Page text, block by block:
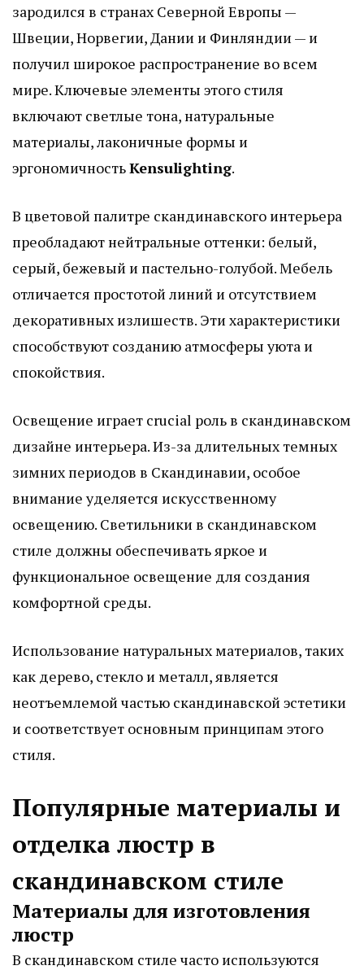
зародился в странах Северной Европы —
Швеции, Норвегии, Дании и Финляндии — и
получил широкое распространение во всем
мире. Ключевые элементы этого стиля
включают светлые тона, натуральные
материалы, лаконичные формы и
эргономичностьKensulighting.
В цветовой палитре скандинавского интерьера
преобладают нейтральные оттенки: белый,
серый, бежевый и пастельно-голубой. Мебель
отличается простотой линий и отсутствием
декоративных излишеств. Эти характеристики
способствуют созданию атмосферы уюта и
спокойствия.
Освещение играет crucial роль в скандинавском
дизайне интерьера. Из-за длительных темных
зимних периодов в Скандинавии, особое
внимание уделяется искусственному
освещению. Светильники в скандинавском
стиле должны обеспечивать яркое и
функциональное освещение для создания
комфортной среды.
Использование натуральных материалов, таких
как дерево, стекло и металл, является
неотъемлемой частью скандинавской эстетики
и соответствует основным принципам этого
стиля.
Популярные материалы и
отделка люстр в
скандинавском стиле
Материалы для изготовления
люстр
В скандинавском стиле часто используются